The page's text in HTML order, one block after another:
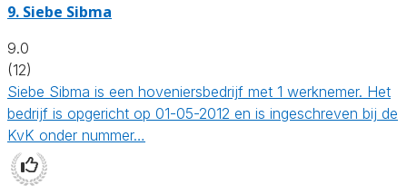
9. Siebe Sibma
9.0
(12)
Siebe Sibma is een hoveniersbedrijf met 1 werknemer. Het
bedrijf is opgericht op 01-05-2012 en is ingeschreven bij de
KvK onder nummer…